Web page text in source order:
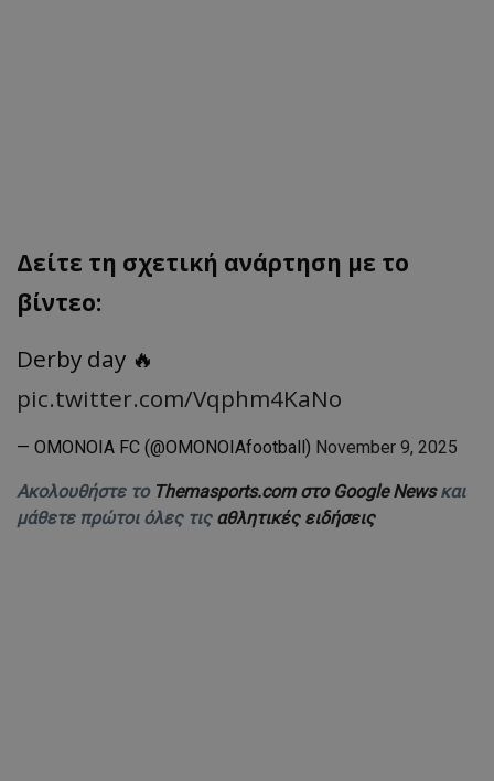
Δείτε τη σχετική ανάρτηση με το
βίντεο:
Derby day 🔥
pic.twitter.com/Vqphm4KaNo
— OMONOIA FC (@OMONOIAfootball) November 9, 2025
Ακολουθήστε το Themasports.com στο Google Newsκαι
μάθετε πρώτοι όλες τις αθλητικές ειδήσεις